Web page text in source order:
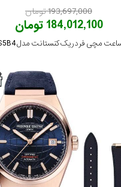
193,697,000 تومان
184,012,100 تومان